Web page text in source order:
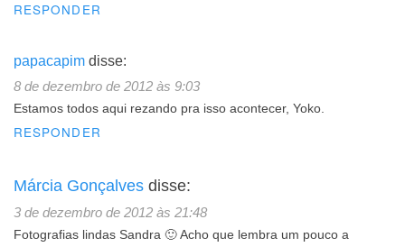
RESPONDER
papacapim disse:
8 de dezembro de 2012 às 9:03
Estamos todos aqui rezando pra isso acontecer, Yoko.
RESPONDER
Márcia Gonçalves disse:
3 de dezembro de 2012 às 21:48
Fotografias lindas Sandra 🙂 Acho que lembra um pouco a